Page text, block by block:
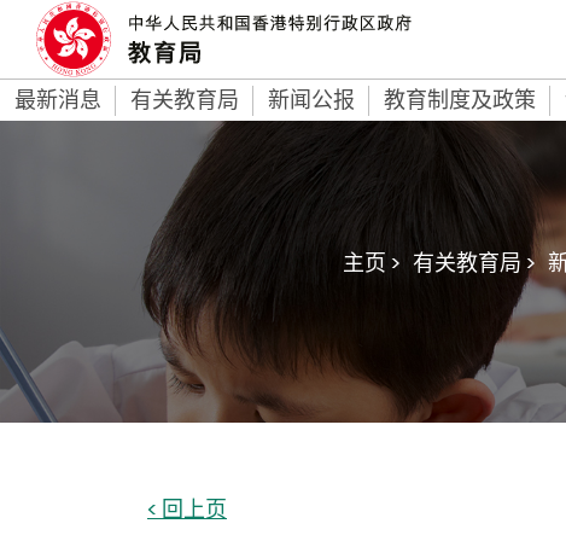
最新消息 有关教育局 新闻公报 教育制度及政策
主页 > 有关教育局 >
< 回上页